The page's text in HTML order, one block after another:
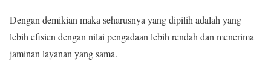
Dengan demikian maka seharusnya yang dipilih adalah yang
lebih efisien dengan nilai pengadaan lebih rendah dan menerima
jaminan layanan yang sama.